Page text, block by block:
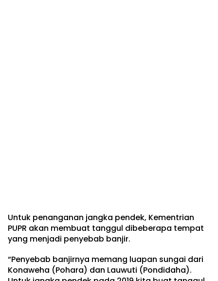
Untuk penanganan jangka pendek, Kementrian
PUPR akan membuat tanggul dibeberapa tempat
yang menjadi penyebab banjir.
“Penyebab banjirnya memang luapan sungai dari
Konaweha (Pohara) dan Lauwuti (Pondidaha).